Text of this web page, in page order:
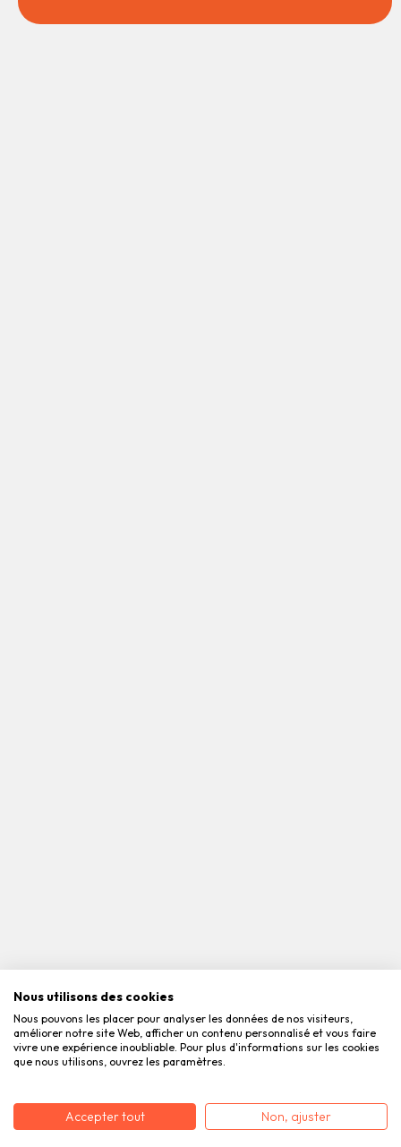
Nous utilisons des cookies
Nous pouvons les placer pour analyser les données de nos visiteurs,
améliorer notre site Web, afficher un contenu personnalisé et vous faire
vivre une expérience inoubliable. Pour plus d'informations sur les cookies
que nous utilisons, ouvrez les paramètres.
Accepter tout Non, ajuster